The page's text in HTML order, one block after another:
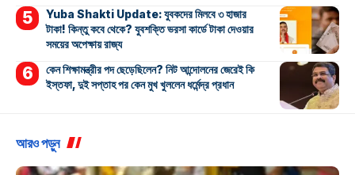
Yuba Shakti Update: যুবকদের মিলবে ৩ হাজার
টাকা! কিন্তু কবে থেকে? যুবশক্তি ভরসা কার্ডে টাকা দেওয়ার
সময়ের অপেক্ষায় রাজ্য
কেন শিক্ষামন্ত্রীর পদ ছেড়েছিলেন? নিট আন্দোলনের জেরেই কি
ইস্তফা, দুই সপ্তাহ পর কেন মুখ খুললেন ধর্মেন্দ্র প্রধান
আরও পড়ুন